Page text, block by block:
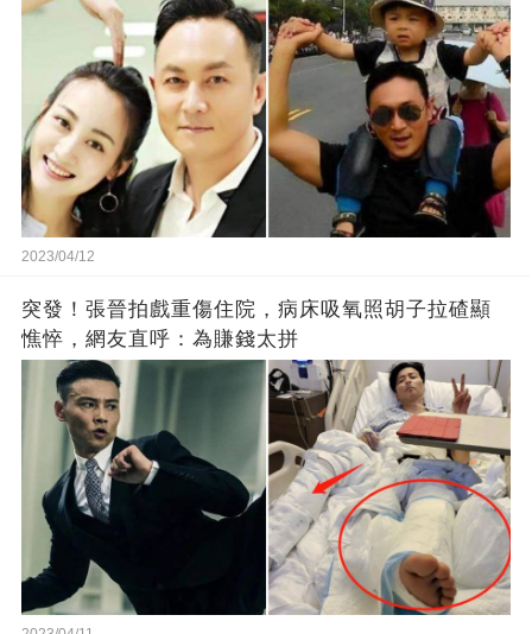
2023/04/12
突發！張晉拍戲重傷住院，病床吸氧照胡子拉碴顯
憔悴，網友直呼：為賺錢太拼